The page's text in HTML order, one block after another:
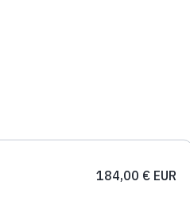
184,00 € EUR